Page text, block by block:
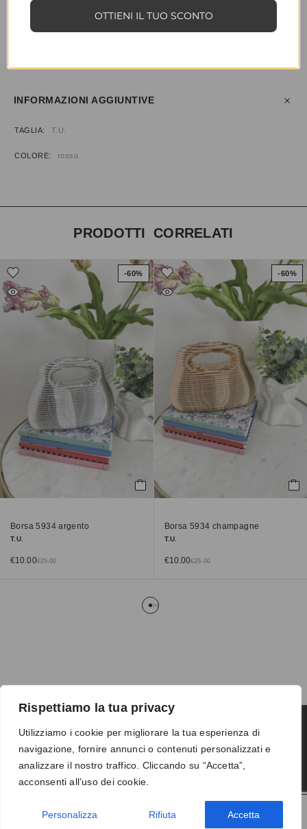
Rispettiamo la tua privacy
Utilizziamo i cookie per migliorare la tua esperienza di
navigazione, fornire annunci o contenuti personalizzati e
analizzare il nostro traffico. Cliccando su “Accetta”,
acconsenti all’uso dei cookie.
Personalizza Rifiuta Accetta
AGGIUNGI AL CARRELLO
AGGIUNGI ALLA WISHLIST
INFORMAZIONI AGGIUNTIVE
TAGLIA T.U.
COLORE rosso
PRODOTTI CORRELATI
-60%
Borsa 5934 argento
T.U.
€ 25.00
€10.00
-60%
Borsa 5934 champagne
T.U.
€ 25.00
€10.00
Termini e condizioni-Privacy-Reso
OTTIENI IL TUO SCONTO